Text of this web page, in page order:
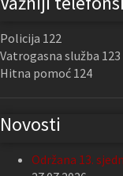
Policija 122
Vatrogasna služba 123
Hitna pomoć 124
Novosti
Održana 13.